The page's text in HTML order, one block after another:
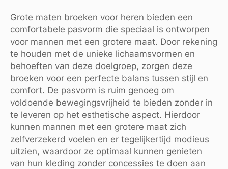
Grote maten broeken voor heren bieden een
comfortabele pasvorm die speciaal is ontworpen
voor mannen met een grotere maat. Door rekening
te houden met de unieke lichaamsvormen en
behoeften van deze doelgroep, zorgen deze
broeken voor een perfecte balans tussen stijl en
comfort. De pasvorm is ruim genoeg om
voldoende bewegingsvrijheid te bieden zonder in
te leveren op het esthetische aspect. Hierdoor
kunnen mannen met een grotere maat zich
zelfverzekerd voelen en er tegelijkertijd modieus
uitzien, waardoor ze optimaal kunnen genieten
van hun kleding zonder concessies te doen aan